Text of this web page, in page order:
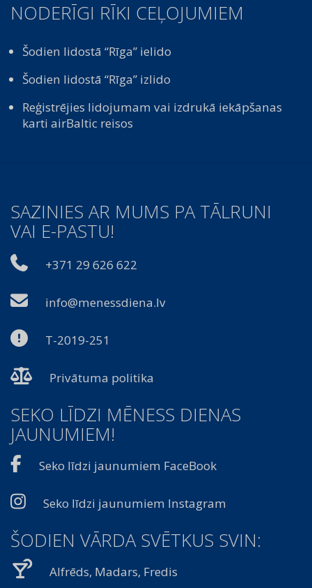
NODERĪGI RĪKI CEĻOJUMIEM
Šodien lidostā “Rīga” ielido
Šodien lidostā “Rīga” izlido
Reģistrējies lidojumam vai izdrukā iekāpšanas
karti airBaltic reisos
SAZINIES AR MUMS PA TĀLRUNI
VAI E-PASTU!
+371 29 626 622
info@menessdiena.lv
T-2019-251
Privātuma politika
SEKO LĪDZI MĒNESS DIENAS
JAUNUMIEM!
Seko līdzi jaunumiem FaceBook
Seko līdzi jaunumiem Instagram
ŠODIEN VĀRDA SVĒTKUS SVIN:
Alfrēds, Madars, Fredis